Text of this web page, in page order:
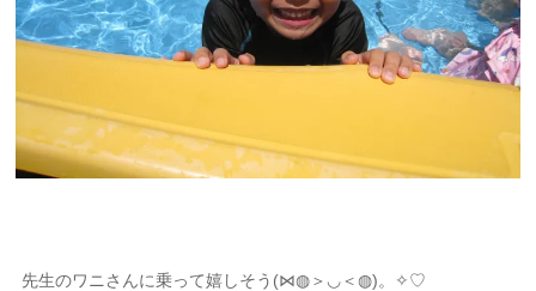
先生のワニさんに乗って嬉しそう(⋈◍＞◡＜◍)。✧♡